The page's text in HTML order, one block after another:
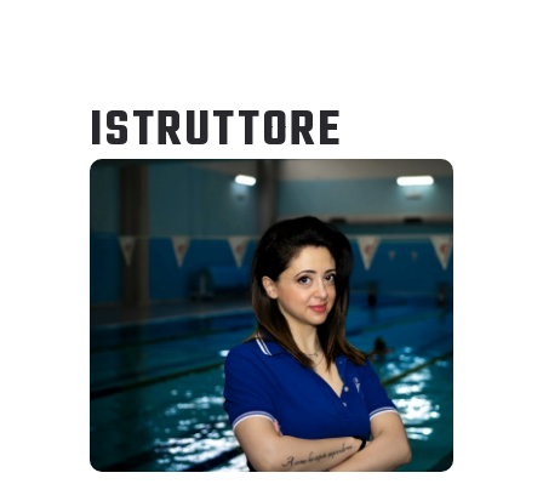
ISTRUTTORE
ANGELA
ROBUSTELLI
Istruttrice di nuoto